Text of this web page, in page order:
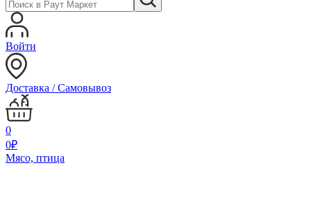
Войти
Доставка / Самовывоз
0
0₽
Мясо, птица